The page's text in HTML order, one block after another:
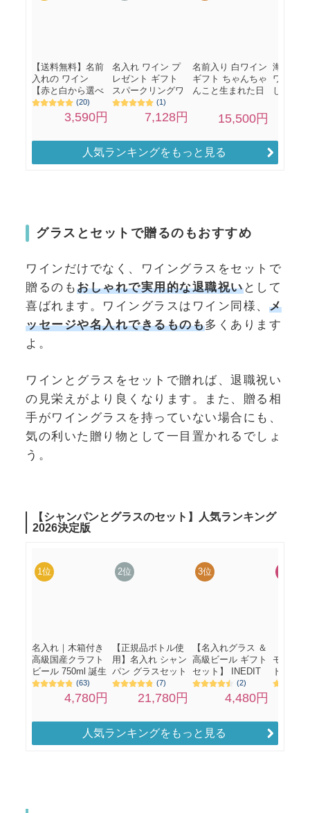
人気ランキングをもっと見る
グラスとセットで贈るのもおすすめ
ワインだけでなく、ワイングラスをセットで
贈るのもおしゃれで実用的な退職祝いとして
喜ばれます。ワイングラスはワイン同様、 メ
ッセージや名入れできるものも多くあります
よ。
ワインとグラスをセットで贈れば、退職祝い
の見栄えがより良くなります。また、贈る相
手がワイングラスを持っていない場合にも、
気の利いた贈り物として一目置かれるでしょ
う。
人気ランキングをもっと見る